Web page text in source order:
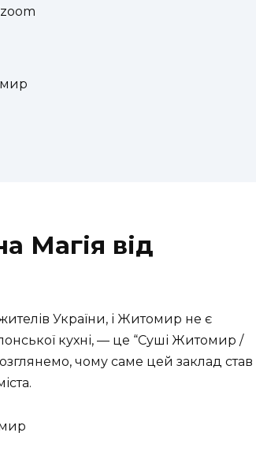
Магія від
України, і Житомир не є
кухні, — це “Суші Житомир /
чому саме цей заклад став